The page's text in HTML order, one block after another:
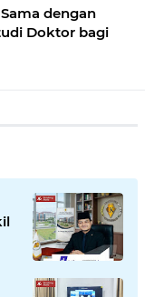
dengan
Doktor bagi